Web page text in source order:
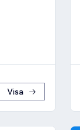
Visa